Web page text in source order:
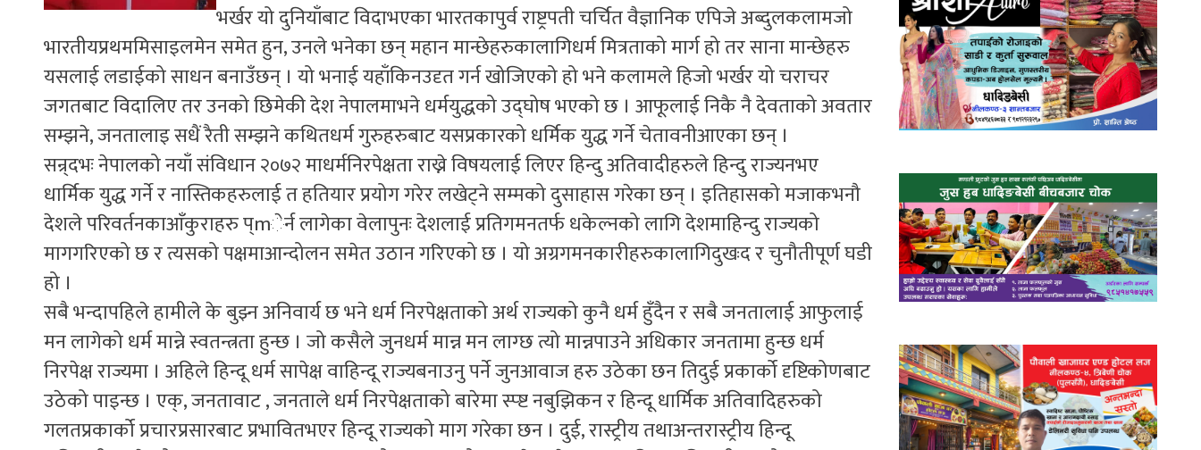
भर्खर यो दुनियाँबाट विदाभएका भारतकापुर्व राष्ट्रपती चर्चित वैज्ञानिक एपिजे अब्दुलकलामजो
भारतीयप्रथममिसाइलमेन समेत हुन, उनले भनेका छन् महान मान्छेहरुकालागिधर्म मित्रताको मार्ग हो तर साना मान्छेहरु
यसलाई लडाईको साधन बनाउँछन् । यो भनाई यहाँकिनउदृत गर्न खोजिएको हो भने कलामले हिजो भर्खर यो चराचर
जगतबाट विदालिए तर उनको छिमेकी देश नेपालमाभने धर्मयुद्धको उद्घोष भएको छ । आफूलाई निकै नै देवताको अवतार
सम्झने, जनतालाइ सधैं रैती सम्झने कथितधर्म गुरुहरुबाट यसप्रकारको धर्मिक युद्ध गर्ने चेतावनीआएका छन् ।
सन्र्दभः नेपालको नयाँ संविधान २०७२ माधर्मनिरपेक्षता राख्ने विषयलाई लिएर हिन्दु अतिवादीहरुले हिन्दु राज्यनभए
धार्मिक युद्ध गर्ने र नास्तिकहरुलाई त हतियार प्रयोग गरेर लखेट्ने सम्मको दुसाहास गरेका छन् । इतिहासको मजाकभनौ
देशले परिवर्तनकाआँकुराहरु प्mेर्न लागेका वेलापुनः देशलाई प्रतिगमनतर्फ धकेल्नको लागि देशमाहिन्दु राज्यको
मागगरिएको छ र त्यसको पक्षमाआन्दोलन समेत उठान गरिएको छ । यो अग्रगमनकारीहरुकालागिदुखःद र चुनौतीपूर्ण घडी
हो ।
सबै भन्दापहिले हामीले के बुझ्न अनिवार्य छ भने धर्म निरपेक्षताको अर्थ राज्यको कुनै धर्म हुँदैन र सबै जनतालाई आफुलाई
मन लागेको धर्म मान्ने स्वतन्त्रता हुन्छ । जो कसैले जुनधर्म मान्न मन लाग्छ त्यो मान्नपाउने अधिकार जनतामा हुन्छ धर्म
निरपेक्ष राज्यमा । अहिले हिन्दू धर्म सापेक्ष वाहिन्दू राज्यबनाउनु पर्ने जुनआवाज हरु उठेका छन तिदुई प्रकार्को दृष्टिकोणबाट
उठेको पाइन्छ । एक्, जनतावाट , जनताले धर्म निरपेक्षताको बारेमा स्प्ष्ट नबुझिकन र हिन्दू धार्मिक अतिवादिहरुको
गलतप्रकार्को प्रचारप्रसारबाट प्रभावितभएर हिन्दू राज्यको माग गरेका छन । दुई, रास्ट्रीय तथाअन्तरास्ट्रीय हिन्दू